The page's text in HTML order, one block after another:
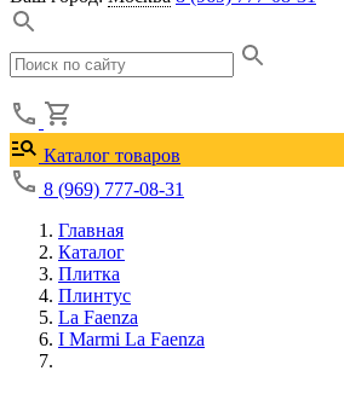
Каталог товаров
8 (969) 777-08-31
Главная
Каталог
Плитка
Плинтус
La Faenza
I Marmi La Faenza